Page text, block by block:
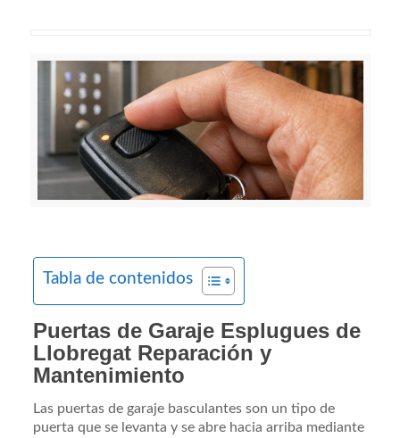
Tabla de contenidos
Puertas de Garaje Esplugues de
Llobregat Reparación y
Mantenimiento
Las puertas de garaje basculantes son un tipo de
puerta que se levanta y se abre hacia arriba mediante